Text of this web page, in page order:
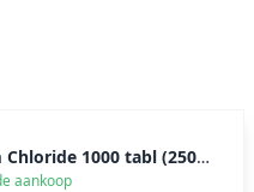
1000 tabl (250g)
aankoop